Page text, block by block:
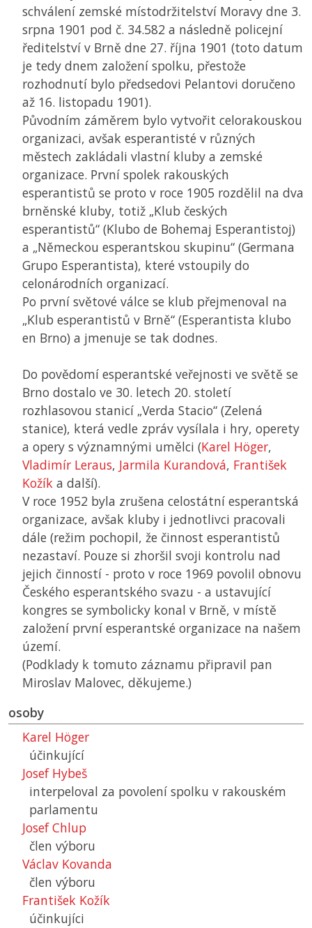
schválení zemské místodržitelství Moravy dne 3.
srpna 1901 pod č. 34.582 a následně policejní
ředitelství v Brně dne 27. října 1901 (toto datum
je tedy dnem založení spolku, přestože
rozhodnutí bylo předsedovi Pelantovi doručeno
až 16. listopadu 1901).
Původním záměrem bylo vytvořit celorakouskou
organizaci, avšak esperantisté v různých
městech zakládali vlastní kluby a zemské
organizace. První spolek rakouských
esperantistů se proto v roce 1905 rozdělil na dva
brněnské kluby, totiž „Klub českých
esperantistů“ (Klubo de Bohemaj Esperantistoj)
a „Německou esperantskou skupinu“ (Germana
Grupo Esperantista), které vstoupily do
celonárodních organizací.
Po první světové válce se klub přejmenoval na
„Klub esperantistů v Brně“ (Esperantista klubo
en Brno) a jmenuje se tak dodnes.
Do povědomí esperantské veřejnosti ve světě se
Brno dostalo ve 30. letech 20. století
rozhlasovou stanicí „Verda Stacio“ (Zelená
stanice), která vedle zpráv vysílala i hry, operety
a opery s významnými umělci (Karel Höger,
Vladimír Leraus, Jarmila Kurandová, František
Kožík a další).
V roce 1952 byla zrušena celostátní esperantská
organizace, avšak kluby i jednotlivci pracovali
dále (režim pochopil, že činnost esperantistů
nezastaví. Pouze si zhoršil svoji kontrolu nad
jejich činností - proto v roce 1969 povolil obnovu
Českého esperantského svazu - a ustavující
kongres se symbolicky konal v Brně, v místě
založení první esperantské organizace na našem
území.
(Podklady k tomuto záznamu připravil pan
Miroslav Malovec, děkujeme.)
osoby
Karel Höger
účinkující
Josef Hybeš
interpeloval za povolení spolku v rakouském
parlamentu
Josef Chlup
člen výboru
Václav Kovanda
člen výboru
František Kožík
účinkujíci